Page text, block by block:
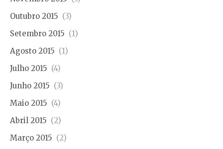
Outubro 2015 (3)
Setembro 2015 (1)
Agosto 2015 (1)
Julho 2015 (4)
Junho 2015 (3)
Maio 2015 (4)
Abril 2015 (2)
Março 2015 (2)